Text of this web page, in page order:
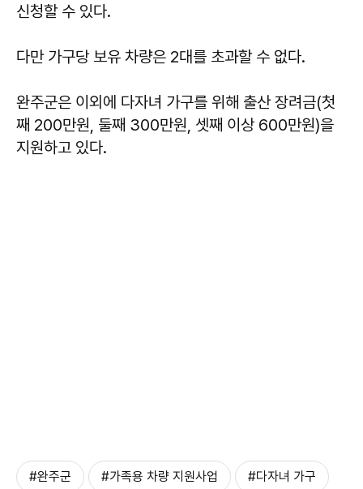
신청할 수 있다.
다만 가구당 보유 차량은 2대를 초과할 수 없다.
완주군은 이외에 다자녀 가구를 위해 출산 장려금(첫
째 200만원, 둘째 300만원, 셋째 이상 600만원)을
지원하고 있다.
#완주군 #가족용 차량 지원사업 #다자녀 가구